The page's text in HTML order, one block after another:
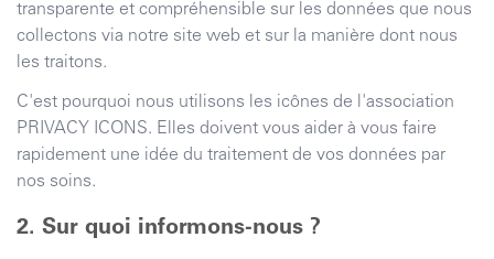
transparente et compréhensible sur les données que nous
collectons via notre site web et sur la manière dont nous
les traitons.
C'est pourquoi nous utilisons les icônes de l'association
PRIVACY ICONS. Elles doivent vous aider à vous faire
rapidement une idée du traitement de vos données par
nos soins.
Sur quoi informons-nous ?